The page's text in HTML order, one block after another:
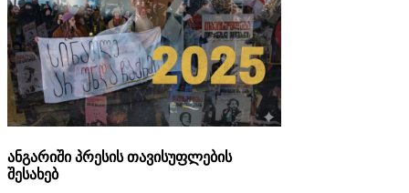
ანგარიში პრესის თავისუფლების
შესახებ